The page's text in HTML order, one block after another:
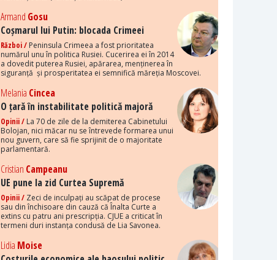
Armand Gosu
Coșmarul lui Putin: blocada Crimeei
Război / Peninsula Crimeea a fost prioritatea
numărul unu în politica Rusiei. Cucerirea ei în 2014
a dovedit puterea Rusiei, apărarea, menținerea în
siguranță și prosperitatea ei semnifică măreția Moscovei.
Melania Cincea
O țară în instabilitate politică majoră
Opinii / La 70 de zile de la demiterea Cabinetului
Bolojan, nici măcar nu se întrevede formarea unui
nou guvern, care să fie sprijinit de o majoritate
parlamentară.
Cristian Campeanu
UE pune la zid Curtea Supremă
Opinii / Zeci de inculpați au scăpat de procese
sau din închisoare din cauză că Înalta Curte a
extins cu patru ani prescripția. CJUE a criticat în
termeni duri instanța condusă de Lia Savonea.
Lidia Moise